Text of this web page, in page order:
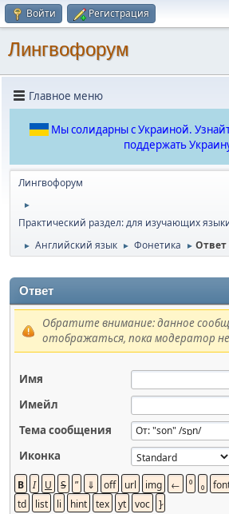
Войти Регистрация
Лингвофорум
Главное меню
Мы солидарны с Украиной.
поддержать
Лингвофорум
►
Практический раздел: для изучающих
► Английский язык ► Фонетика ► Ответ
Ответ
Обратите внимание: данное
отображаться, пока модератор
Имя
Имейл
Тема сообщения
Иконка